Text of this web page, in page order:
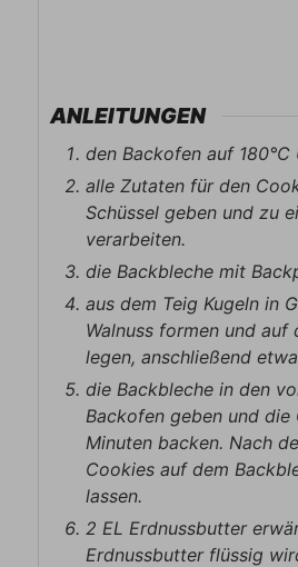
ANLEITUNGEN
den Backofen auf
alle Zutaten für den
Schüssel geben und zu
verarbeiten.
die Backbleche mit
aus dem Teig Kugeln in
Walnuss formen und auf
legen, anschließend
die Backbleche in den
Backofen geben und die
Minuten backen. Nach
Cookies auf dem
lassen.
2 EL Erdnussbutter
Erdnussbutter flüssig